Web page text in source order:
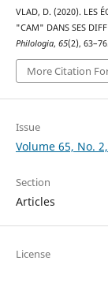
VLAD, D. (2020). LES
"CAM" DANS SES
Philologia, 65(2),
More Citation
Issue
Volume 65, No.
Section
Articles
License